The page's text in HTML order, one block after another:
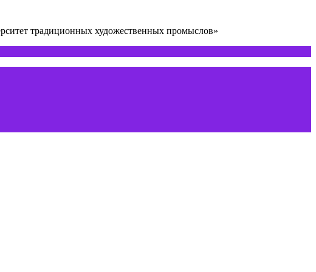
традиционных художественных промыслов»